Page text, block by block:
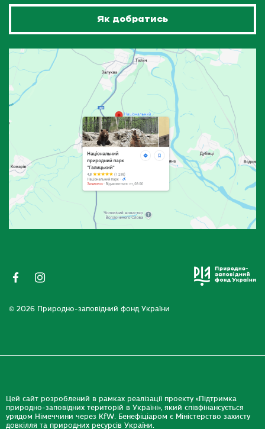
Як добратись
© 2026 Природно-заповідний фонд України
Цей сайт розроблений в рамках реалізації проекту «Підтримка
природно-заповідних територій в Україні», який співфінансується
урядом Німеччини через KfW. Бенефіціаром є Міністерство захисту
довкілля та природних ресурсів України.